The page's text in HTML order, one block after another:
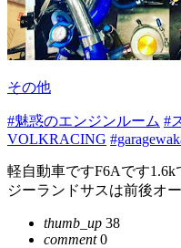
その他
#魅惑のエンジンルーム #
VOLKRACING
軽自動車ですF6Aです
ジーランドサスは前後オ
thumb_up 38
comment0